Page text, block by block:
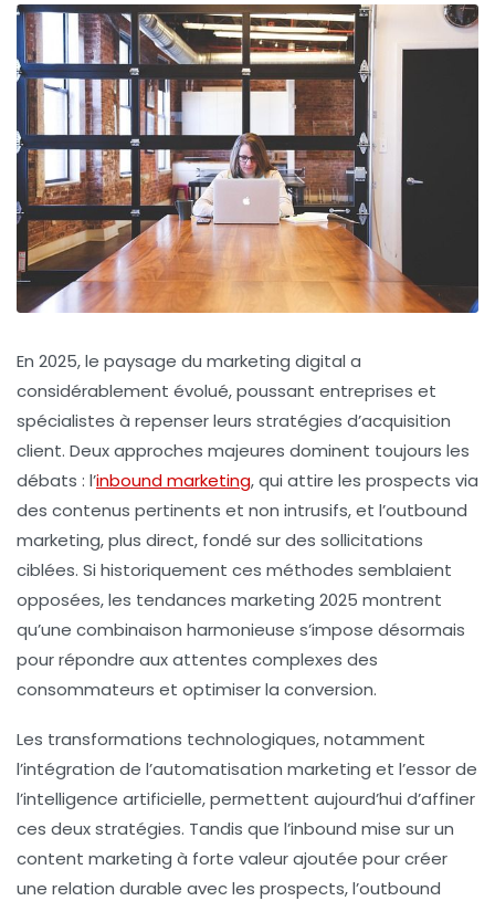
En 2025, le paysage du marketing digital a
considérablement évolué, poussant entreprises et
spécialistes à repenser leurs stratégies d’acquisition
client. Deux approches majeures dominent toujours les
débats : l’inbound marketing, qui attire les prospects via
des contenus pertinents et non intrusifs, et l’outbound
marketing, plus direct, fondé sur des sollicitations
ciblées. Si historiquement ces méthodes semblaient
opposées, les tendances marketing 2025 montrent
qu’une combinaison harmonieuse s’impose désormais
pour répondre aux attentes complexes des
consommateurs et optimiser la conversion.
Les transformations technologiques, notamment
l’intégration de l’automatisation marketing et l’essor de
l’intelligence artificielle, permettent aujourd’hui d’affiner
ces deux stratégies. Tandis que l’inbound mise sur un
content marketing à forte valeur ajoutée pour créer
une relation durable avec les prospects, l’outbound